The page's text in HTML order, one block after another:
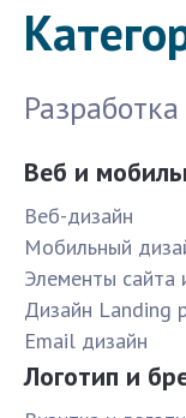
Веб и
Веб-дизайн
Мобильный
Элементы сайта
Дизайн Landing
Email дизайн
Логотип и